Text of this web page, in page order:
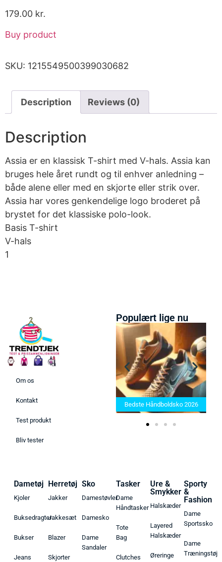
179.00 kr.
Buy product
SKU: 1215549500399030682
Description Reviews (0)
Description
Assia er en klassisk T-shirt med V-hals. Assia kan
bruges hele året rundt og til enhver anledning –
både alene eller med en skjorte eller strik over.
Assia har vores genkendelige logo broderet på
brystet for det klassiske polo-look.
Basis T-shirt
V-hals
1
Om os
Kontakt
Test produkt
Bliv tester
Populært lige nu
Bedste Saunatæppe 2025 –
Find de bedste produkter her!
Bedste Håndboldsko 2026
Dametøj
Kjoler
Buksedragter
Bukser
Jeans
Herretøj
Jakker
Jakkesæt
Blazer
Skjorter
Sko
Damestøvler
Damesko
Dame
Sandaler
Tasker
Dame
Håndtasker
Tote
Bag
Clutches
Ure &
Smykker
Halskæder
Layered
Halskæder
Øreringe
Sporty
&
Fashion
Dame
Sportssko
Dame
Træningstøj